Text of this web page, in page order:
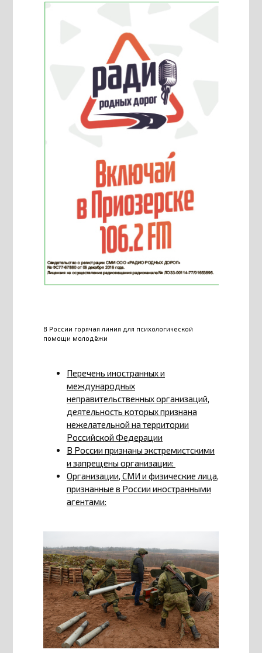
В России горячая линия для психологической
помощи молодёжи
Перечень иностранных и
международных
неправительственных организаций,
деятельность которых признана
нежелательной на территории
Российской Федерации
В России признаны экстремистскими
и запрещены организации:
Организации, СМИ и физические лица,
признанные в России иностранными
агентами: